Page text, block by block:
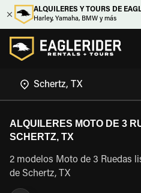
ALQUILERES Y TOURS DE
Harley, Yamaha, BMW y más
ALQUILERES MOTO DE 3
SCHERTZ, TX
2 modelos Moto de 3 Ruedas
de Schertz, TX